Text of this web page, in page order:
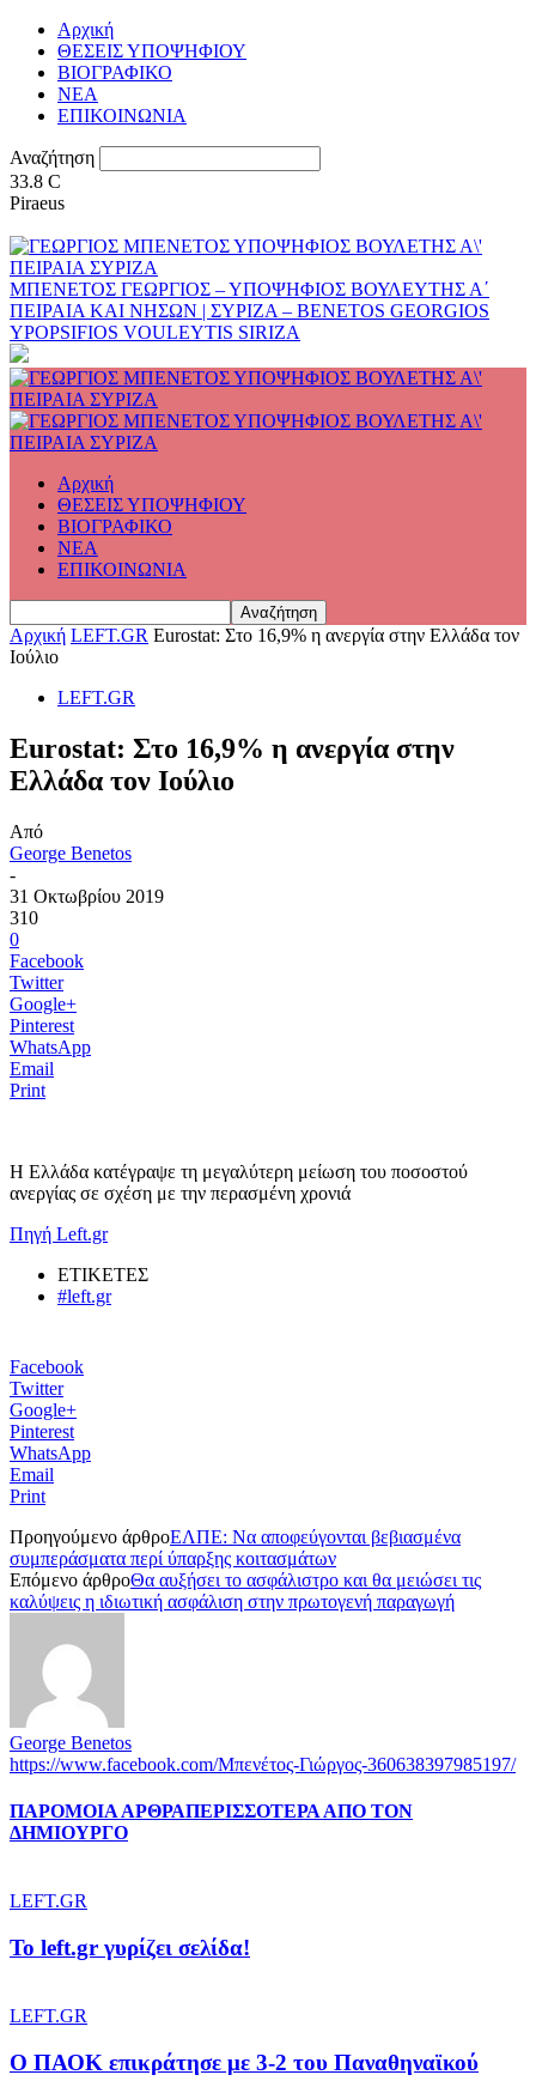
Αρχική
ΘΕΣΕΙΣ ΥΠΟΨΗΦΙΟΥ
ΒΙΟΓΡΑΦΙΚΟ
ΝΕΑ
ΕΠΙΚΟΙΝΩΝΙΑ
Αναζήτηση
33.8 C
Piraeus
ΜΠΕΝΕΤΟΣ ΓΕΩΡΓΙΟΣ – ΥΠΟΨΗΦΙΟΣ ΒΟΥΛΕΥΤΗΣ Α΄
ΠΕΙΡΑΙΑ ΚΑΙ ΝΗΣΩΝ | ΣΥΡΙΖΑ – BENETOS GEORGIOS
YPOPSIFIOS VOULEYTIS SIRIZA
Αρχική
ΘΕΣΕΙΣ ΥΠΟΨΗΦΙΟΥ
ΒΙΟΓΡΑΦΙΚΟ
ΝΕΑ
ΕΠΙΚΟΙΝΩΝΙΑ
Αρχική LEFT.GR Eurostat: Στο 16,9% η ανεργία στην Ελλάδα τον
Ιούλιο
LEFT.GR
Eurostat: Στο 16,9% η ανεργία στην
Ελλάδα τον Ιούλιο
Από
George Benetos
-
31 Οκτωβρίου 2019
310
0
Facebook
Twitter
Google+
Pinterest
WhatsApp
Email
Print
Η Ελλάδα κατέγραψε τη μεγαλύτερη μείωση του ποσοστού
ανεργίας σε σχέση με την περασμένη χρονιά
Πηγή Left.gr
ΕΤΙΚΕΤΕΣ
#left.gr
Facebook
Twitter
Google+
Pinterest
WhatsApp
Email
Print
Προηγούμενο άρθροΕΛΠΕ: Να αποφεύγονται βεβιασμένα
συμπεράσματα περί ύπαρξης κοιτασμάτων
Επόμενο άρθροΘα αυξήσει το ασφάλιστρο και θα μειώσει τις
καλύψεις η ιδιωτική ασφάλιση στην πρωτογενή παραγωγή
George Benetos
https://www.facebook.com/Μπενέτος-Γιώργος-360638397985197/
ΠΑΡΟΜΟΙΑ ΑΡΘΡΑΠΕΡΙΣΣΟΤΕΡΑ ΑΠΟ ΤΟΝ
ΔΗΜΙΟΥΡΓΟ
LEFT.GR
To left.gr γυρίζει σελίδα!
LEFT.GR
Ο ΠΑΟΚ επικράτησε με 3-2 του Παναθηναϊκού